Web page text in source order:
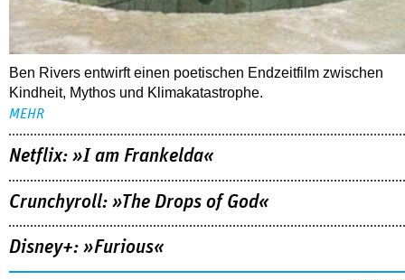
Ben Rivers entwirft einen poetischen Endzeitfilm zwischen
Kindheit, Mythos und Klimakatastrophe.
MEHR
Netflix: »I am Frankelda«
Crunchyroll: »The Drops of God«
Disney+: »Furious«